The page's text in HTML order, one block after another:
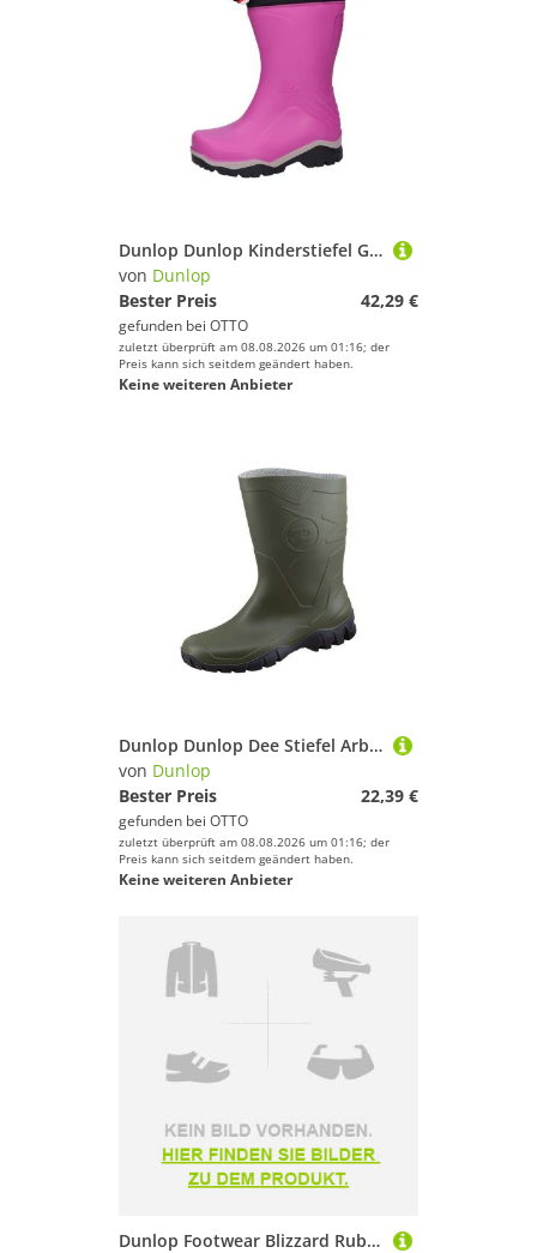
Dunlop Dunlop Kinderstiefel Gummistiefel
von Dunlop
Bester Preis
42,29 €
gefunden bei OTTO
zuletzt überprüft am 08.08.2026 um 01:16; der
Preis kann sich seitdem geändert haben.
Keine weiteren Anbieter
Dunlop Dunlop Dee Stiefel Arbeitsschuh
von Dunlop
Bester Preis
22,39 €
gefunden bei OTTO
zuletzt überprüft am 08.08.2026 um 01:16; der
Preis kann sich seitdem geändert haben.
Keine weiteren Anbieter
Dunlop Footwear Blizzard Rubber Boots Grün EU 46 Mann